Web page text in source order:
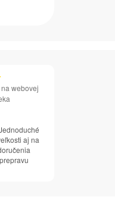
webovej
aj na